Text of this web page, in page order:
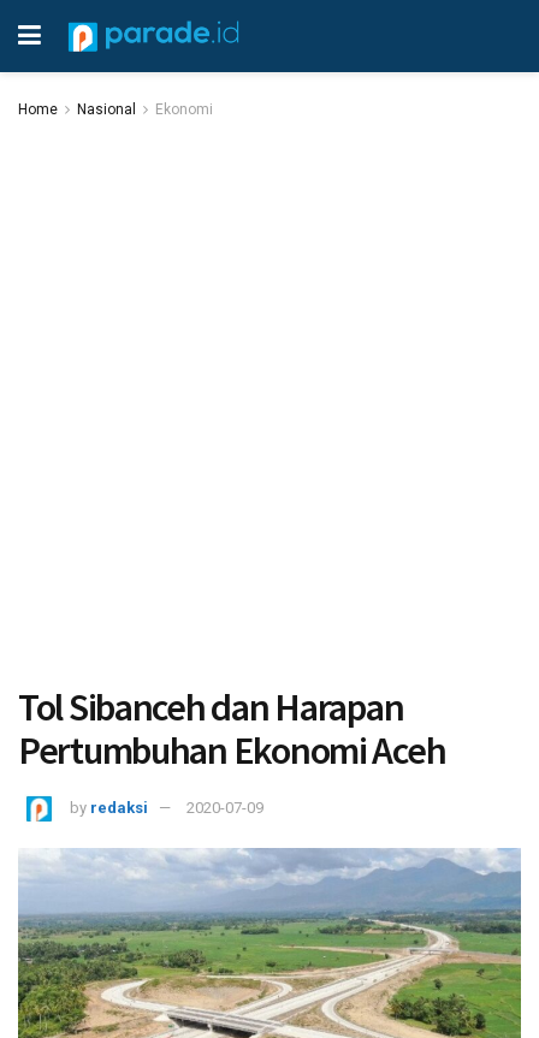
Home Nasional Ekonomi
Tol Sibanceh dan Harapan
Pertumbuhan Ekonomi Aceh
by redaksi 2020-07-09